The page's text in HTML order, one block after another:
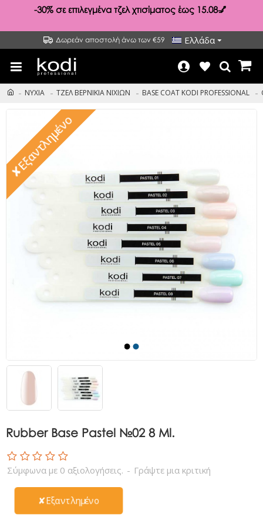
-30% σε επιλεγμένα τζελ χτισίματος έως 15.08💅
Δωρεάν αποστολή άνω των €59 Ελλάδα
ΝΥΧΙΑ ΤΖΕΛ ΒΕΡΝΙΚΙΑ ΝΙΧΙΩΝ BASE COAT KODI PROFESSIONAL
✘Εξαντλημένο
Rubber Base Pastel №02 8 Ml.
✘Εξαντλημένο
Σύμφωνα με 0 αξιολογήσεις. - Γράψτε μια κριτική